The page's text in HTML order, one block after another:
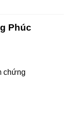
Phúc
chứng